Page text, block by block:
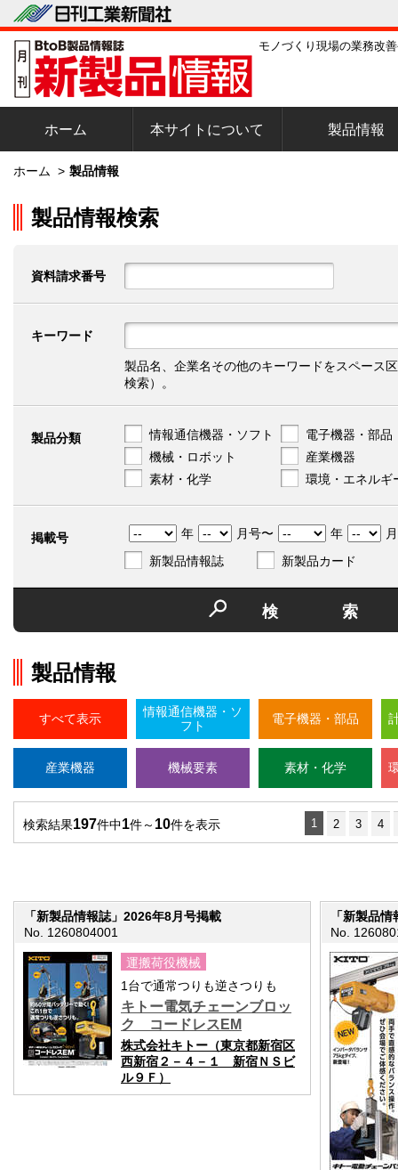
モノづくり現場の業務改
ホーム 本サイトについて 製品情報
ホーム > 製品情報
製品情報検索
資料請求番号
キーワード
製品名、企業名その他のキーワードをスペース
検索）。
製品分類 情報通信機器・ソフト
電子機器・部品
機械・ロボット
産業機器
素材・化学
環境・エネルギ
掲載号 年 月号〜 年
新製品情報誌
新製品カード
検
製品情報
すべて表示
情報通信機器・ソ
フト
電子機器・部品
産業機器 機械要素 素材・化学
検索結果197件中1件～ 10件を表示 1 2 3 4
「新製品情報誌」2026年8月号掲載
No. 1260804001
運搬荷役機械
1台で通常つりも逆さつりも
キトー電気チェーンブロッ
ク コードレスEM
株式会社キトー（東京都新宿区
西新宿２－４－１ 新宿ＮＳビ
ル９Ｆ）
「新製品
No.